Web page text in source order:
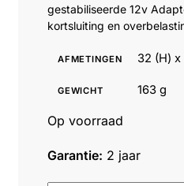
gestabiliseerde 12v
kortsluiting en
AFMETINGEN 32 (H)
GEWICHT 163 g
Op voorraad
Garantie: 2 jaar